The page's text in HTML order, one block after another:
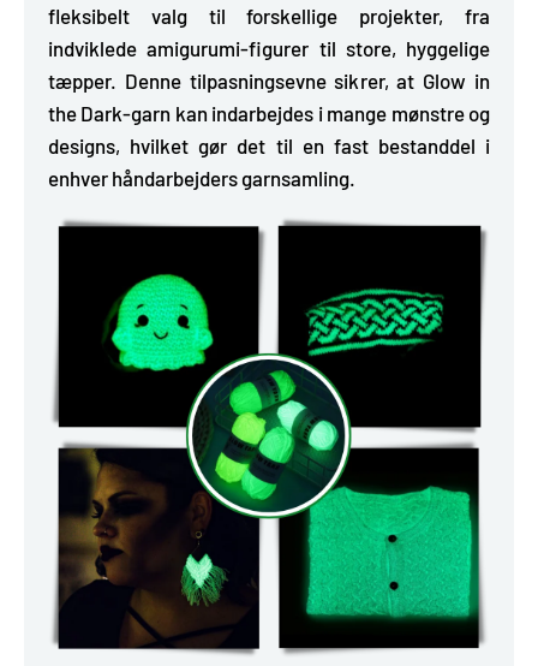
fleksibelt valg til forskellige projekter, fra
indviklede amigurumi-figurer til store, hyggelige
tæpper. Denne tilpasningsevne sikrer, at Glow in
the Dark-garn kan indarbejdes i mange mønstre og
designs, hvilket gør det til en fast bestanddel i
enhver håndarbejders garnsamling.